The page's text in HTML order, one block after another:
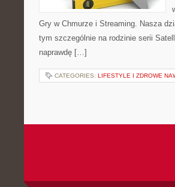
Gry w Chmurze i Streaming. Nasza
tym szczególnie na rodzinie serii
naprawdę […]
CATEGORIES: LIFESTYLE I ZDROWE